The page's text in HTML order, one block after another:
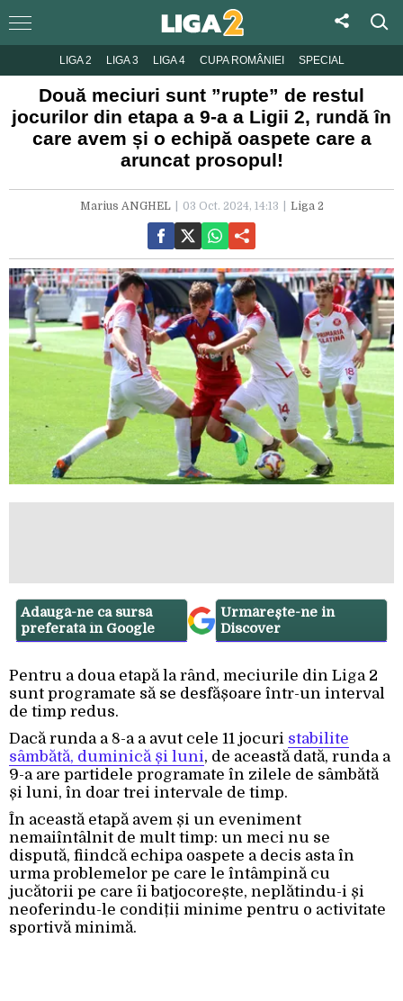
LIGA 2 LIGA 3 LIGA 4 CUPA ROMÂNIEI SPECIAL
Două meciuri sunt ”rupte” de restul
jocurilor din etapa a 9-a a Ligii 2, rundă în
care avem și o echipă oaspete care a
aruncat prosopul!
Marius ANGHEL 03 Oct. 2024, 14:13 Liga 2
Adaugă-ne ca sursă
preferată în Google
Urmărește-ne in
Discover
Pentru a doua etapă la rând, meciurile din Liga 2
sunt programate să se desfășoare într-un interval
de timp redus.
Dacă runda a 8-a a avut cele 11 jocuri stabilite
sâmbătă, duminică și luni, de această dată, runda a
9-a are partidele programate în zilele de sâmbătă
și luni, în doar trei intervale de timp.
În această etapă avem și un eveniment
nemaiîntâlnit de mult timp: un meci nu se
dispută, fiindcă echipa oaspete a decis asta în
urma problemelor pe care le întâmpină cu
jucătorii pe care îi batjocorește, neplătindu-i și
neoferindu-le condiții minime pentru o activitate
sportivă minimă.